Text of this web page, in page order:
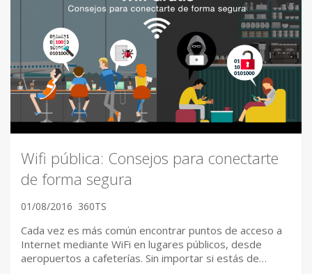
Wifi pública: Consejos para conectarte
de forma segura
01/08/2016 360TS
Cada vez es más común encontrar puntos de acceso a
Internet mediante WiFi en lugares públicos, desde
aeropuertos a cafeterías. Sin importar si estás de…